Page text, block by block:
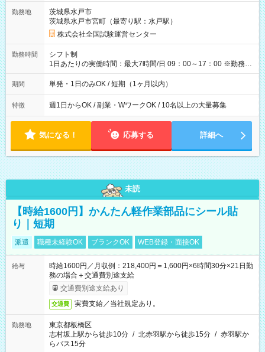
例】 ・河合塾模擬試験 8:30～17:30（休憩1時間） 時給1,300円
×8時間＝日収10,400円＋交通費 ※当日の役割により時給＋100
円の場合あり ・国家試験 7:00～13:30（休憩なし） 時給1,300
円（役割手当＋100円）×6時間＝日収8,400円＋交通費 【試用期
間】試用期間なし
勤務地
茨城県水戸市
茨城県水戸市宮町（最寄り駅：水戸駅）
株式会社全国試験運営センター
勤務時間
シフト制
1日あたりの実働時間：最大7時間/日 09：00～17：00 ※勤務時
間は 試験により異なります。
期間 単発・1日のみOK / 短期（1ヶ月以内）
特徴 週1日からOK / 副業・WワークOK / 10名以上の大量募集
気になる！ 応募する 詳細へ
未読
【時給1600円】かんたん軽作業部品にシール貼
り｜短期
派遣 職種未経験OK ブランクOK WEB登録・面接OK
給与
時給1600円／月収例：218,400円＝1,600円×6時間30分×21日勤
務の場合＋交通費別途支給
交通費別途支給あり
交通費 実費支給／当社規定あり。
勤務地
東京都板橋区
志村坂上駅から徒歩10分 / 北赤羽駅から徒歩15分 / 赤羽駅か
らバス15分